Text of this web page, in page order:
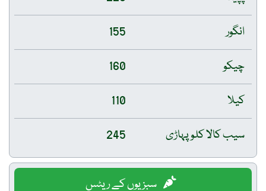
انگور
155
چیکو
160
کیلا
110
سیب کالا کلو پہاڑی
245
سبزیوں کے ریٹس